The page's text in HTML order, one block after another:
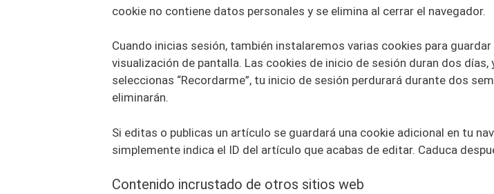
cookie no contiene datos personales y se elimina al cerrar el navegador.
Cuando inicias sesión, también instalaremos varias cookies para
visualización de pantalla. Las cookies de inicio de sesión duran dos
seleccionas “Recordarme”, tu inicio de sesión perdurará durante dos
eliminarán.
Si editas o publicas un artículo se guardará una cookie adicional en tu
simplemente indica el ID del artículo que acabas de editar. Caduca
Contenido incrustado de otros sitios web